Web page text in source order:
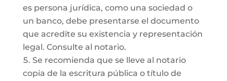
es persona jurídica, como una sociedad o
un banco, debe presentarse el documento
que acredite su existencia y representación
legal. Consulte al notario.
Se recomienda que se lleve al notario
copia de la escritura pública o título de